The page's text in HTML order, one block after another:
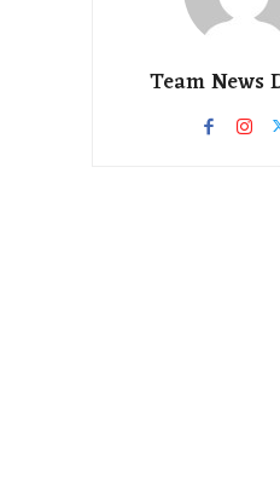
Team News